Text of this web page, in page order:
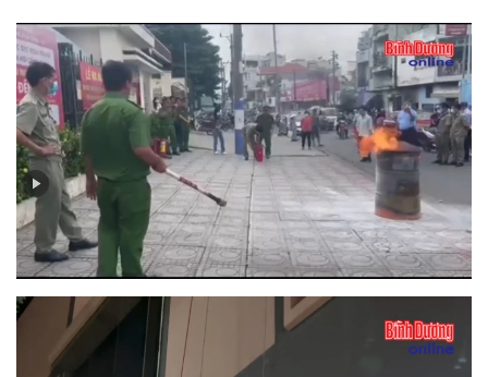
Bản tin PCCC số 5 - 2025: Hiệu quả từ mô hình “Tổ liên
gia an toàn phòng cháy chữa cháy”